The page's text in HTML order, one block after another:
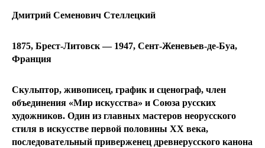
Дмитрий Семенович Стеллецкий
1875, Брест-Литовск — 1947, Сент-Женевьев-де-Буа,
Франция
Скульптор, живописец, график и сценограф, член
объединения «Мир искусства» и Союза русских
художников. Один из главных мастеров неорусского
стиля в искусстве первой половины XX века,
последовательный приверженец древнерусского канона